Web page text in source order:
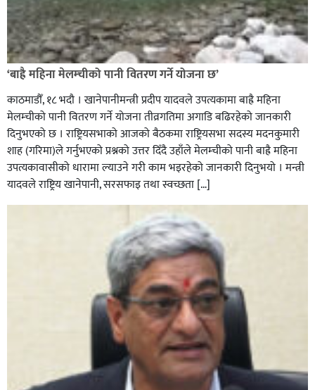
‘बाह्रै महिना मेलम्चीको पानी वितरण गर्ने योजना छ’
काठमाडौँ, १८ भदौ । खानेपानीमन्त्री प्रदीप यादवले उपत्यकामा बाह्रै महिना
मेलम्चीको पानी वितरण गर्ने योजना तीव्रगतिमा अगाडि बढिरहेको जानकारी
दिनुभएको छ । राष्ट्रियसभाको आजको बैठकमा राष्ट्रियसभा सदस्य मदनकुमारी
शाह (गरिमा)ले गर्नुभएको प्रश्नको उत्तर दिँदै उहाँले मेलम्चीको पानी बाह्रै महिना
उपत्यकावासीको धारामा ल्याउने गरी काम भइरहेको जानकारी दिनुभयो । मन्त्री
यादवले राष्ट्रिय खानेपानी, सरसफाइ तथा स्वच्छता […]